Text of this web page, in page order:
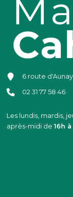
6 route
02 31 77 58 46
Les lundis, mardis,
après-midi de16h à